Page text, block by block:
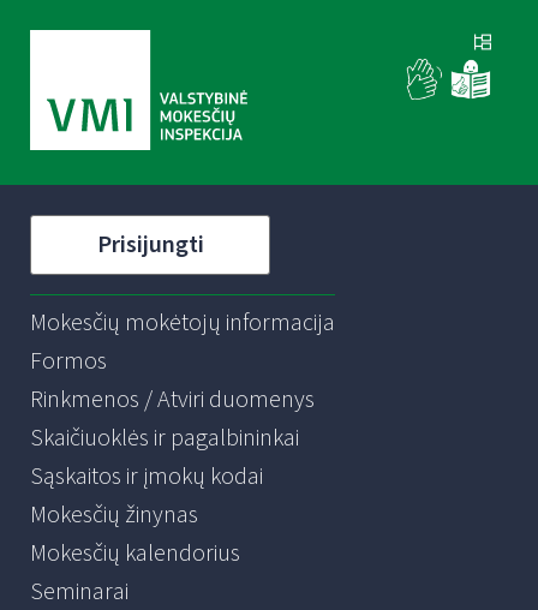
Prisijungti
Mokesčių mokėtojų informacija
Formos
Rinkmenos / Atviri duomenys
Skaičiuoklės ir pagalbininkai
Sąskaitos ir įmokų kodai
Mokesčių žinynas
Mokesčių kalendorius
Seminarai